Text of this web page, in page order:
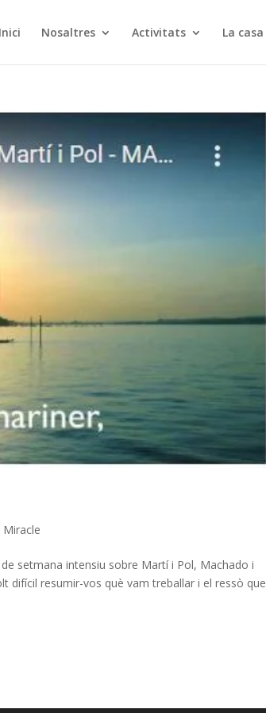
Inici Nosaltres Activitats La casa
Miracle
setmana intensiu sobre Martí i Pol, Machado i
difícil resumir-vos què vam treballar i el ressò que